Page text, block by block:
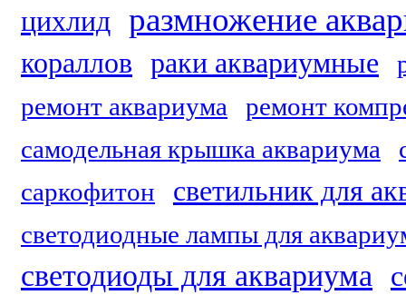
цихлид размножение
кораллов раки аквариумные
ремонт аквариума
ремонт
самодельная крышка аквариума
саркофитон
светильник для
светодиодные лампы для
светодиоды для аквариума